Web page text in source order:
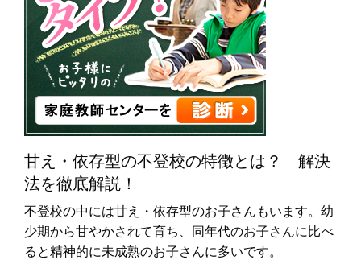
甘え・依存型の不登校の特徴とは？ 解決
法を徹底解説！
不登校の中には甘え・依存型のお子さんもいます。幼
少期から甘やかされて育ち、同年代のお子さんに比べ
ると精神的に未成熟のお子さんに多いです。